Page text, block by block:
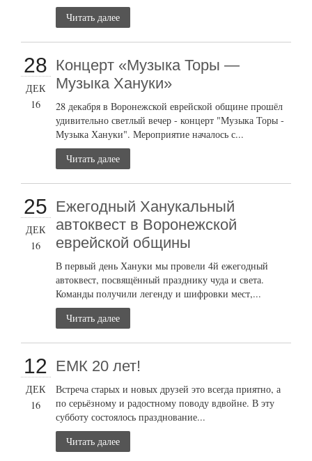
Читать далее
28
ДЕК
16
Концерт «Музыка Торы —
Музыка Хануки»
28 декабря в Воронежской еврейской общине прошёл
удивительно светлый вечер - концерт "Музыка Торы -
Музыка Хануки". Мероприятие началось с...
Читать далее
25
ДЕК
16
Ежегодный Ханукальный
автоквест в Воронежской
еврейской общины
В первый день Хануки мы провели 4й ежегодный
автоквест, посвящённый празднику чуда и света.
Команды получили легенду и шифровки мест,...
Читать далее
12
ДЕК
16
ЕМК 20 лет!
Встреча старых и новых друзей это всегда приятно, а
по серьёзному и радостному поводу вдвойне. В эту
субботу состоялось празднование...
Читать далее